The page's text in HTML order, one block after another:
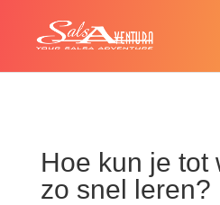
Hoe kun je tot
zo snel leren?